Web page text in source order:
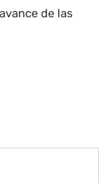
de las